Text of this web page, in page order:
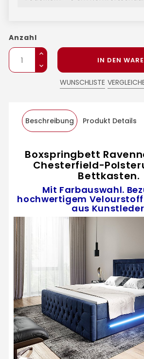
Anzahl
IN DEN
WUNSCHLISTE
Beschreibung Produkt Details
Boxspringbett
Chesterfield-
Bettkasten.
Mit Farbauswahl.
hochwertigem
aus